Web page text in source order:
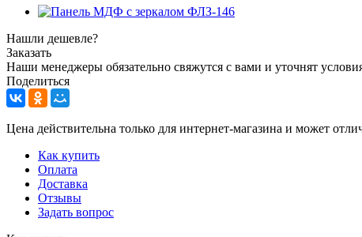
Нашли дешевле?
Заказать
Наши менеджеры обязательно свяжутся с вами и уточнят условия
Поделиться
Цена действительна только для интернет-магазина и может
Как купить
Оплата
Доставка
Отзывы
Задать вопрос